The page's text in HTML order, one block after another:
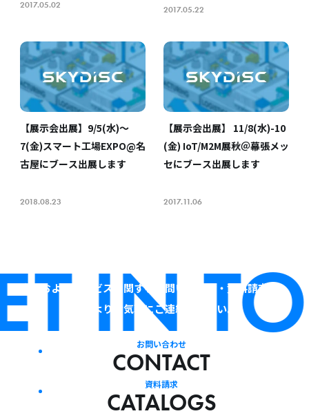
2017.05.02 2017.05.22
【展示会出展】9/5(水)〜
7(金)スマート工場EXPO@名
古屋にブース出展します
2018.08.23
【展示会出展】 11/8(水)-10
(金) IoT/M2M展秋＠幕張メッ
セにブース出展します
2017.11.06
当社およびサービスに関するお問い合わせ・資料請求は、
下記よりお気軽にご連絡ください。
お問い合わせ
CONTACT
資料請求
CATALOGS
IN